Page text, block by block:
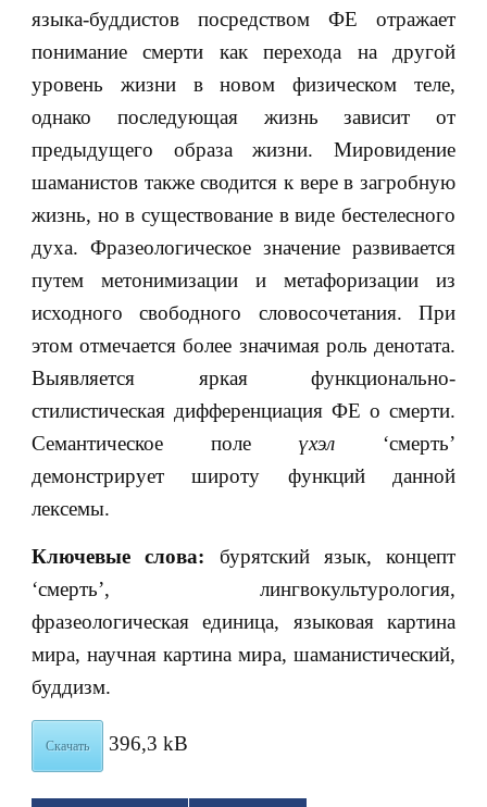
языка-буддистов посредством ФЕ отражает
понимание смерти как перехода на другой
уровень жизни в новом физическом теле,
однако последующая жизнь зависит от
предыдущего образа жизни. Мировидение
шаманистов также сводится к вере в загробную
жизнь, но в существование в виде бестелесного
духа. Фразеологическое значение развивается
путем метонимизации и метафоризации из
исходного свободного словосочетания. При
этом отмечается более значимая роль денотата.
Выявляется яркая функционально-
стилистическая дифференциация ФЕ о смерти.
Семантическое полеүхэл ‘смерть’
демонстрирует широту функций данной
лексемы.
Ключевые слова: бурятский язык, концепт
‘смерть’, лингвокультурология,
фразеологическая единица, языковая картина
мира, научная картина мира, шаманистический,
буддизм.
Скачать 396,3 kB